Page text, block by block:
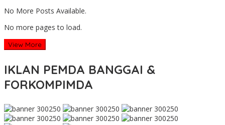
No More Posts Available.
No more pages to load.
View More
IKLAN PEMDA BANGGAI &
FORKOMPIMDA